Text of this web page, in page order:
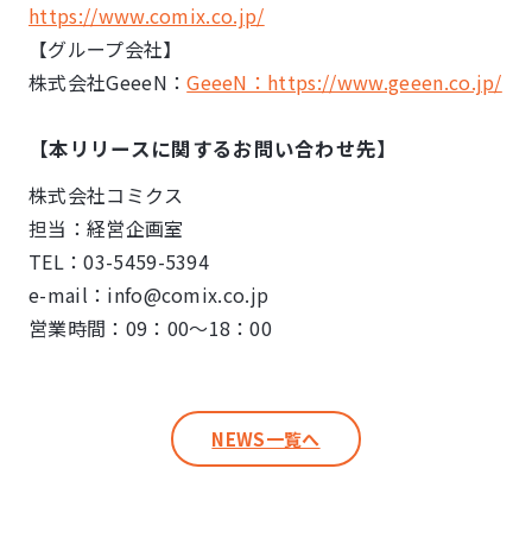
https://www.comix.co.jp/
【グループ会社】
株式会社GeeeN：GeeeN：https://www.geeen.co.jp/
【本リリースに関するお問い合わせ先】
株式会社コミクス
担当：経営企画室
TEL：03-5459-5394
e-mail：info@comix.co.jp
営業時間：09：00～18：00
NEWS一覧へ